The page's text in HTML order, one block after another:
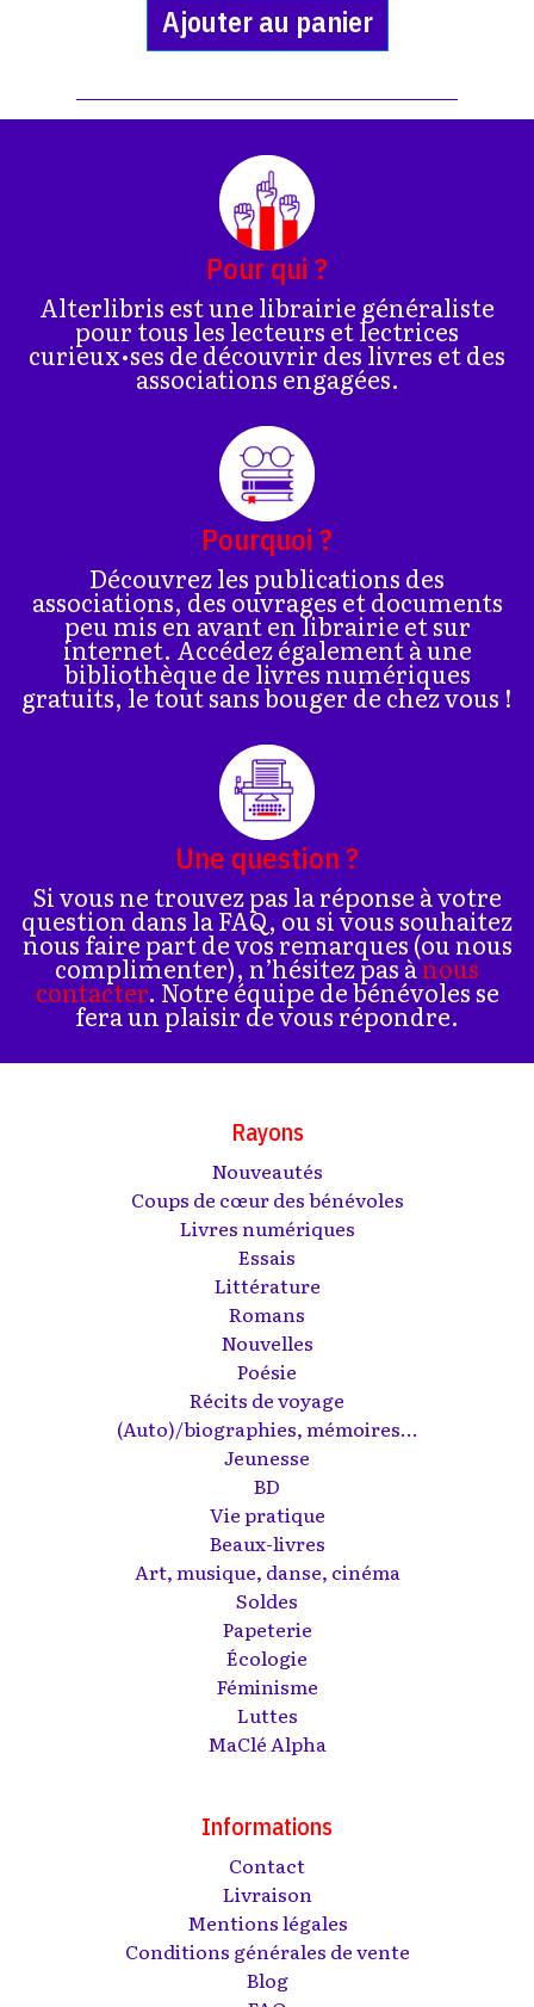
Ajouter au panier
Pour qui ?
Alterlibris est une librairie généraliste
pour tous les lecteurs et lectrices
curieux•ses de découvrir des livres et des
associations engagées.
Pourquoi ?
Découvrez les publications des
associations, des ouvrages et documents
peu mis en avant en librairie et sur
internet. Accédez également à une
bibliothèque de livres numériques
gratuits, le tout sans bouger de chez vous !
Une question ?
Si vous ne trouvez pas la réponse à votre
question dans la FAQ, ou si vous souhaitez
nous faire part de vos remarques (ou nous
complimenter), n’hésitez pas ànous
contacter. Notre équipe de bénévoles se
fera un plaisir de vous répondre.
Rayons
Nouveautés
Coups de cœur des bénévoles
Livres numériques
Essais
Littérature
Romans
Nouvelles
Poésie
Récits de voyage
(Auto)/biographies, mémoires...
Jeunesse
BD
Vie pratique
Beaux-livres
Art, musique, danse, cinéma
Soldes
Papeterie
Écologie
Féminisme
Luttes
MaClé Alpha
Informations
Contact
Livraison
Mentions légales
Conditions générales de vente
Blog